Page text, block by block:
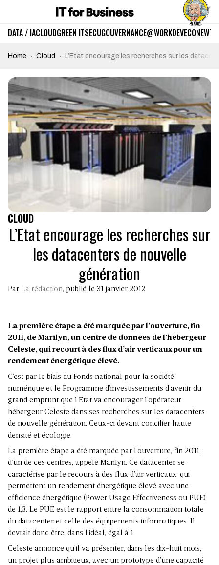
DATA / IACLOUDGREEN ITSECUGOUVERNANCE@WORKDEVECO
Home Cloud L’Etat encourage les recherches sur les
CLOUD
L’Etat encourage les recherches sur
les datacenters de nouvelle
génération
Par La rédaction, publié le 31 janvier 2012
La première étape a été marquée par l’ouverture, fin
2011, de Marilyn, un centre de données de l’hébergeur
Celeste, qui recourt à des flux d’air verticaux pour un
rendement énergétique élevé.
C’est par le biais du Fonds national pour la société
numérique et le Programme d’investissements d’avenir du
grand emprunt que l’Etat va encourager l’opérateur
hébergeur Celeste dans ses recherches sur les datacenters
de nouvelle génération. Ceux-ci devant concilier haute
densité et écologie.
La première étape a été marquée par l’ouverture, fin 2011,
d’un de ces centres, appelé Marilyn. Ce datacenter se
caractérise par le recours à des flux d’air verticaux, qui
permettent un rendement énergétique élevé avec une
efficience énergétique (Power Usage Effectiveness ou PUE)
de 1,3. Le PUE est le rapport entre la consommation totale
du datacenter et celle des équipements informatiques. Il
devrait donc être, dans l’idéal, égal à 1.
Celeste annonce qu’il va présenter, dans les dix-huit mois,
un projet plus ambitieux, avec un prototype d’une capacité